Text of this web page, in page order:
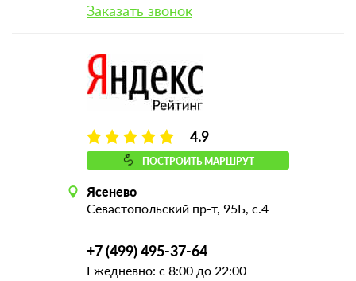
Заказать звонок
4.9
ПОСТРОИТЬ МАРШРУТ
Ясенево
Севастопольский пр-т, 95Б, с.4
+7 (499) 495-37-64
Ежедневно: с 8:00 до 22:00